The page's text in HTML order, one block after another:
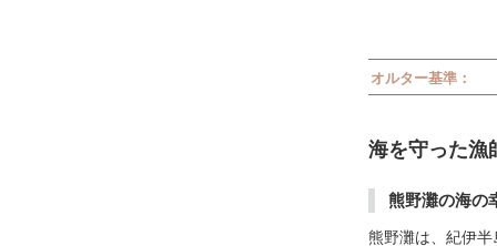
オルター基準：
海を守った漁
熊野灘の海の
熊野灘は、紀伊